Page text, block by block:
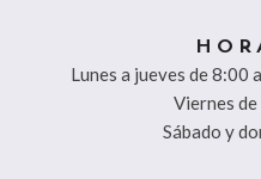
Lunes a jueves de 8:00
Viernes
Sábado y